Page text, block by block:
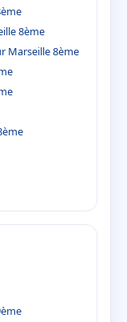
8ème
Marseille 8ème